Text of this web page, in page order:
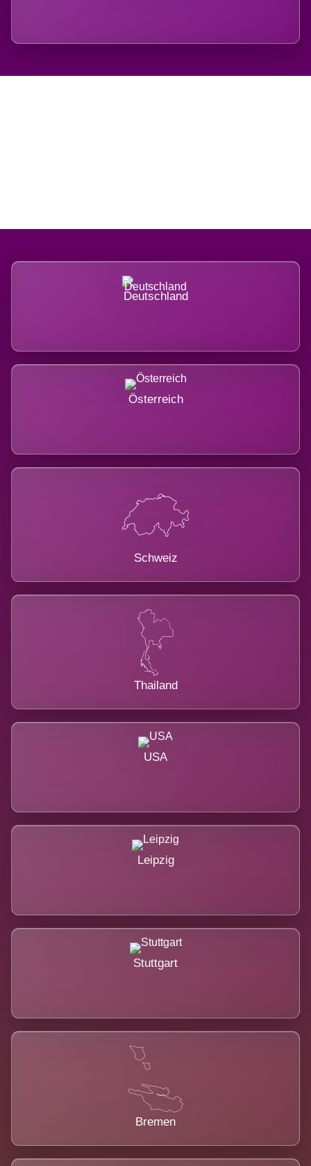
Deutschland
Österreich
Schweiz
Thailand
USA
Leipzig
Stuttgart
Bremen